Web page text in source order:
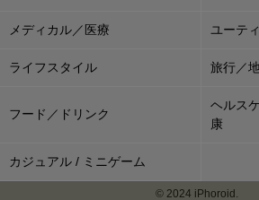
メディカル／医療 ユーテ
ライフスタイル 旅行／
フード／ドリンク
ヘルス
康
カジュアル / ミニゲーム
© 2024 iPhoroid.